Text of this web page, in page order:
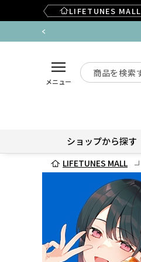
LIFETUNES MALL
メニュー
ショップから探す
LIFETUNES MALL